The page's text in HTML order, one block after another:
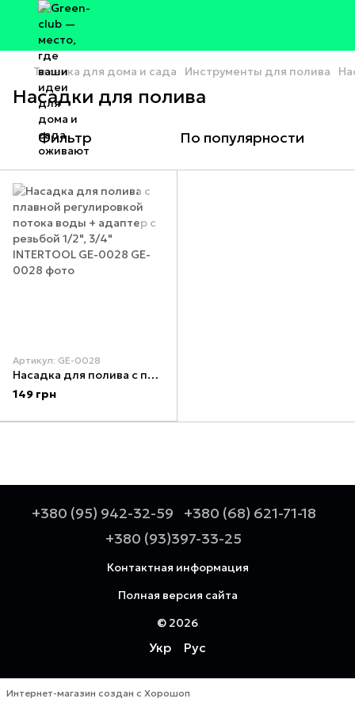
Техника для дома и сада Инструменты для полива
Насадки для полива
Фильтр По популярности
Артикул: GE-0028
Насадка для полива с плавной регулировкой потока воды + адаптер с резьбой 1/2", 3/4" INTERTOOL GE-0028
149 грн
+380 (95) 942-32-59
+380 (68) 621-71-18
+380 (93)397-33-25
Контактная информация
Полная версия сайта
© 2026
Укр Рус
Интернет-магазин создан с Хорошоп